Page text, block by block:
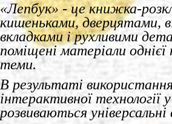
«Лепбук» - це книжка-
кишеньками, дверцятами,
вкладками і рухливими
поміщені матеріали однієї
теми.
В результаті
інтерактивної технології
розвиваються